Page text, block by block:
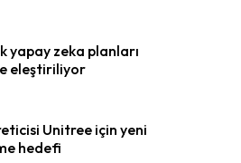
yapay zeka planları
eleştiriliyor
Unitree için yeni
hedefi